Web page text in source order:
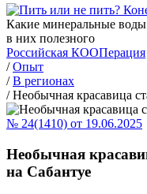
Какие минеральные воды
в них полезного
Российская КООПерация
/ Опыт
/ В регионах
/ Необычная красавица
№ 24(1410) от 19.06.2025
Необычная
на Сабантуе